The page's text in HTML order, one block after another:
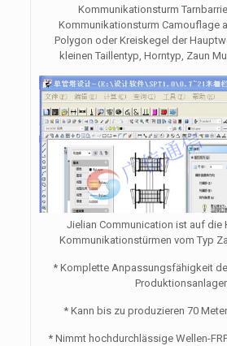
Kommunikationsturm
Kommunikationsturm Camouflage
Polygon oder Kreiskegel der
kleinen Taillentyp, Horntyp, Zaun
Jielian Communication ist auf die
Kommunikationstürmen vom Typ
* Komplette Anpassungsfähigkeit
* Kann bis zu produzieren 70
* Nimmt hochdurchlässige Wellen-